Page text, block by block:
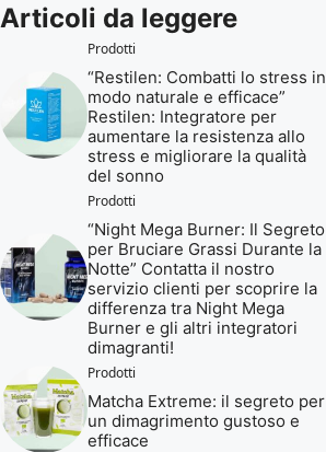
Articoli da leggere
Prodotti
“Restilen: Combatti lo stress in
modo naturale e efficace”
Restilen: Integratore per
aumentare la resistenza allo
stress e migliorare la qualità
del sonno
Prodotti
“Night Mega Burner: Il Segreto
per Bruciare Grassi Durante la
Notte” Contatta il nostro
servizio clienti per scoprire la
differenza tra Night Mega
Burner e gli altri integratori
dimagranti!
Prodotti
Matcha Extreme: il segreto per
un dimagrimento gustoso e
efficace